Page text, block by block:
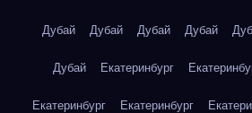
Дубай Дубай Дубай Дубай
Дубай Екатеринбург
Екатеринбург Екатеринбург